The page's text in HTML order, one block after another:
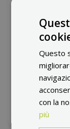
Luce
Questo
con la
più